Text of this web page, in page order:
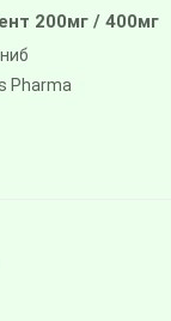
200мг / 400мг
Pharma